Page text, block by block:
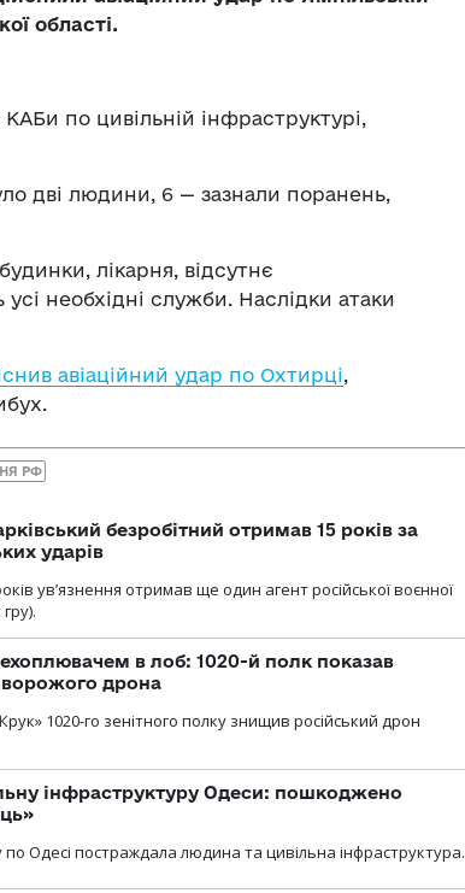
області.
по цивільній інфраструктурі,
дві людини, 6 — зазнали поранень,
лікарня, відсутнє
необхідні служби. Наслідки атаки
авіаційний удар по Охтирці,
РФ
безробітний отримав 15 років за
ударів
увʼязнення отримав ще один агент російської воєнної
в лоб: 1020-й полк показав
дрона
1020-го зенітного полку знищив російський дрон
інфраструктуру Одеси: пошкоджено
Одесі постраждала людина та цивільна інфраструктура.